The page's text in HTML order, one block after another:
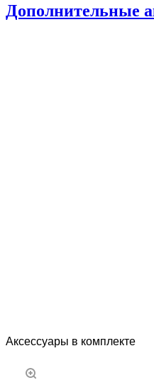
Дополнительные
Аксессуары в комплекте